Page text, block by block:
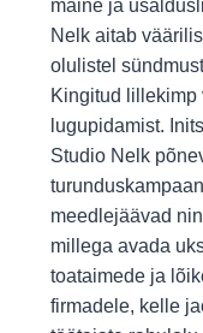
maine ja
Nelk aitab
olulistel
Kingitud lillekimp
lugupidamist.
Studio Nelk
meedlejäävad
millega avada
toataimede ja
firmadele, kelle